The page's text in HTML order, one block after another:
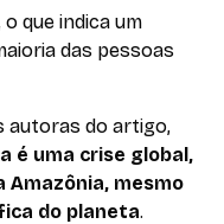
que indica um
das pessoas
autoras do artigo,
é uma crise global,
Amazônia, mesmo
do planeta.